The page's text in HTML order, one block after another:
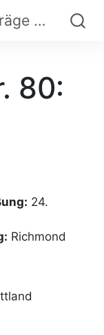
Dynastische Eheverträge der Frühen Neuzeit
80:
24.
Richmond